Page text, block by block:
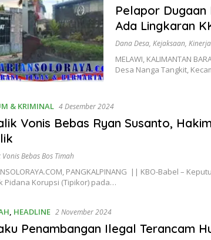
Pelapor Dugaan
Ada Lingkaran
Dana Desa, Kejaksaan,
MELAWI, KALIMANTAN
Desa Nanga Tangkit,
& KRIMINAL 4 Desember 2024
Vonis Bebas Ryan Susanto,
Bebas Bos Timah
PANGKALPINANG || KBO-Babel –
Pidana Korupsi (Tipikor) pada…
, HEADLINE 2 November 2024
Penambangan Ilegal Terancam